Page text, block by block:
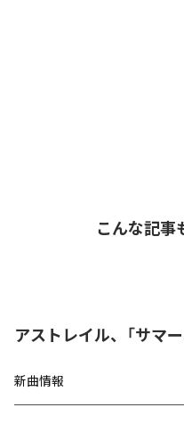
こんな記事
アストレイル、「サマ
新曲情報